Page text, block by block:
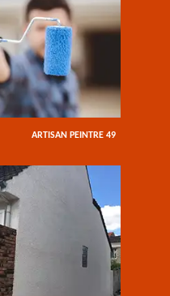
ARTISAN PEINTRE 49